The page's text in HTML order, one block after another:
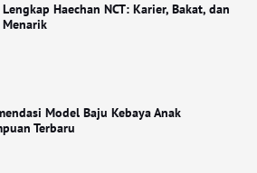
Haechan NCT: Karier, Bakat, dan
Menarik
Model Baju Kebaya Anak
Terbaru